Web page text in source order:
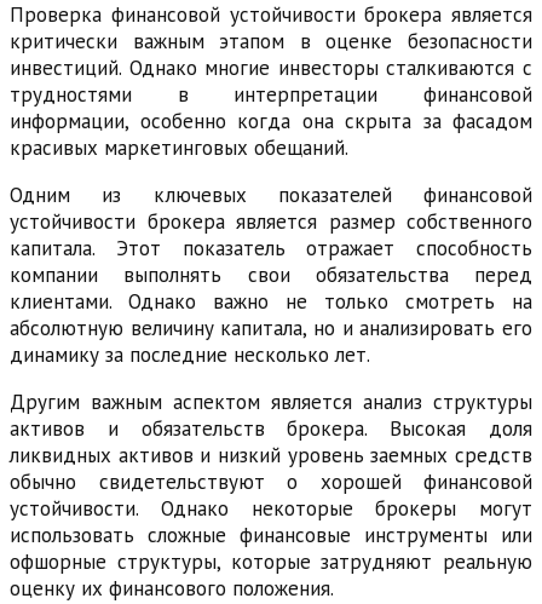
Проверка финансовой устойчивости брокера является
критически важным этапом в оценке безопасности
инвестиций. Однако многие инвесторы сталкиваются с
трудностями в интерпретации финансовой
информации, особенно когда она скрыта за фасадом
красивых маркетинговых обещаний.
Одним из ключевых показателей финансовой
устойчивости брокера является размер собственного
капитала. Этот показатель отражает способность
компании выполнять свои обязательства перед
клиентами. Однако важно не только смотреть на
абсолютную величину капитала, но и анализировать его
динамику за последние несколько лет.
Другим важным аспектом является анализ структуры
активов и обязательств брокера. Высокая доля
ликвидных активов и низкий уровень заемных средств
обычно свидетельствуют о хорошей финансовой
устойчивости. Однако некоторые брокеры могут
использовать сложные финансовые инструменты или
офшорные структуры, которые затрудняют реальную
оценку их финансового положения.